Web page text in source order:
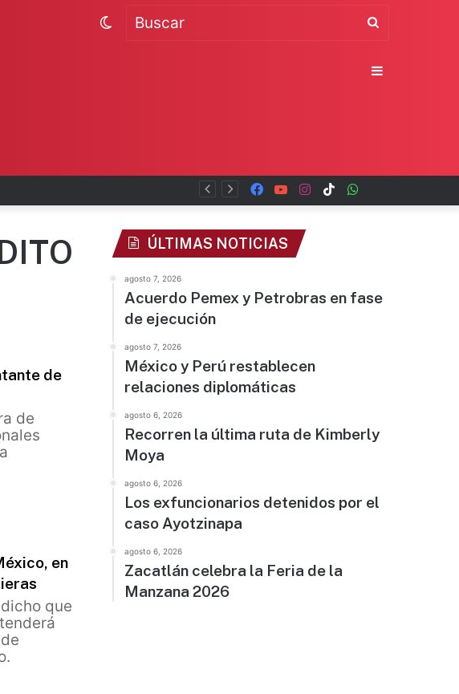
TikTok
Instagram
YouTube
Facebook
Switch
de
de
en
que
ÚLTIMAS NOTICIAS
agosto 7, 2026
Acuerdo Pemex y Petrobras en fase
de ejecución
agosto 7, 2026
México y Perú restablecen
relaciones diplomáticas
agosto 6, 2026
Recorren la última ruta de Kimberly
Moya
agosto 6, 2026
Los exfuncionarios detenidos por el
caso Ayotzinapa
agosto 6, 2026
Zacatlán celebra la Feria de la
Manzana 2026